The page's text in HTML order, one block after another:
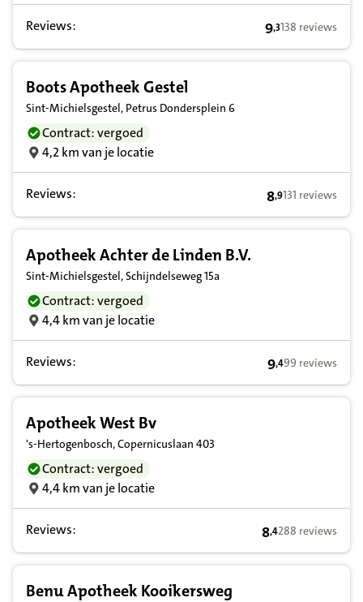
Reviews: 9,3 op basis van
9,3138 reviews
Boots Apotheek Gestel
Sint-Michielsgestel, Petrus Dondersplein 6
Contract: vergoed
4,2 km van je locatie
Reviews: 8,9 op basis van
8,9131 reviews
Apotheek Achter de Linden B.V.
Sint-Michielsgestel, Schijndelseweg 15a
Contract: vergoed
4,4 km van je locatie
Reviews: 9,4 op basis van
9,499 reviews
Apotheek West Bv
's-Hertogenbosch, Copernicuslaan 403
Contract: vergoed
4,4 km van je locatie
Reviews: 8,4 op basis van
8,4288 reviews
Benu Apotheek Kooikersweg